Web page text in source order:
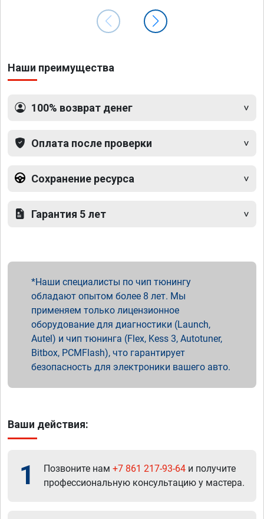
Наши преимущества
100% возврат денег
Оплата после проверки
Сохранение ресурса
Гарантия 5 лет
Наши специалисты по чип тюнингу
обладают опытом более 8 лет. Мы
применяем только лицензионное
оборудование для диагностики (Launch,
Autel) и чип тюнинга (Flex, Kess 3, Autotuner,
Bitbox, PCMFlash), что гарантирует
безопасность для электроники вашего авто.
Ваши действия:
1 Позвоните нам +7 861 217-93-64 и получите
профессиональную консультацию у мастера.